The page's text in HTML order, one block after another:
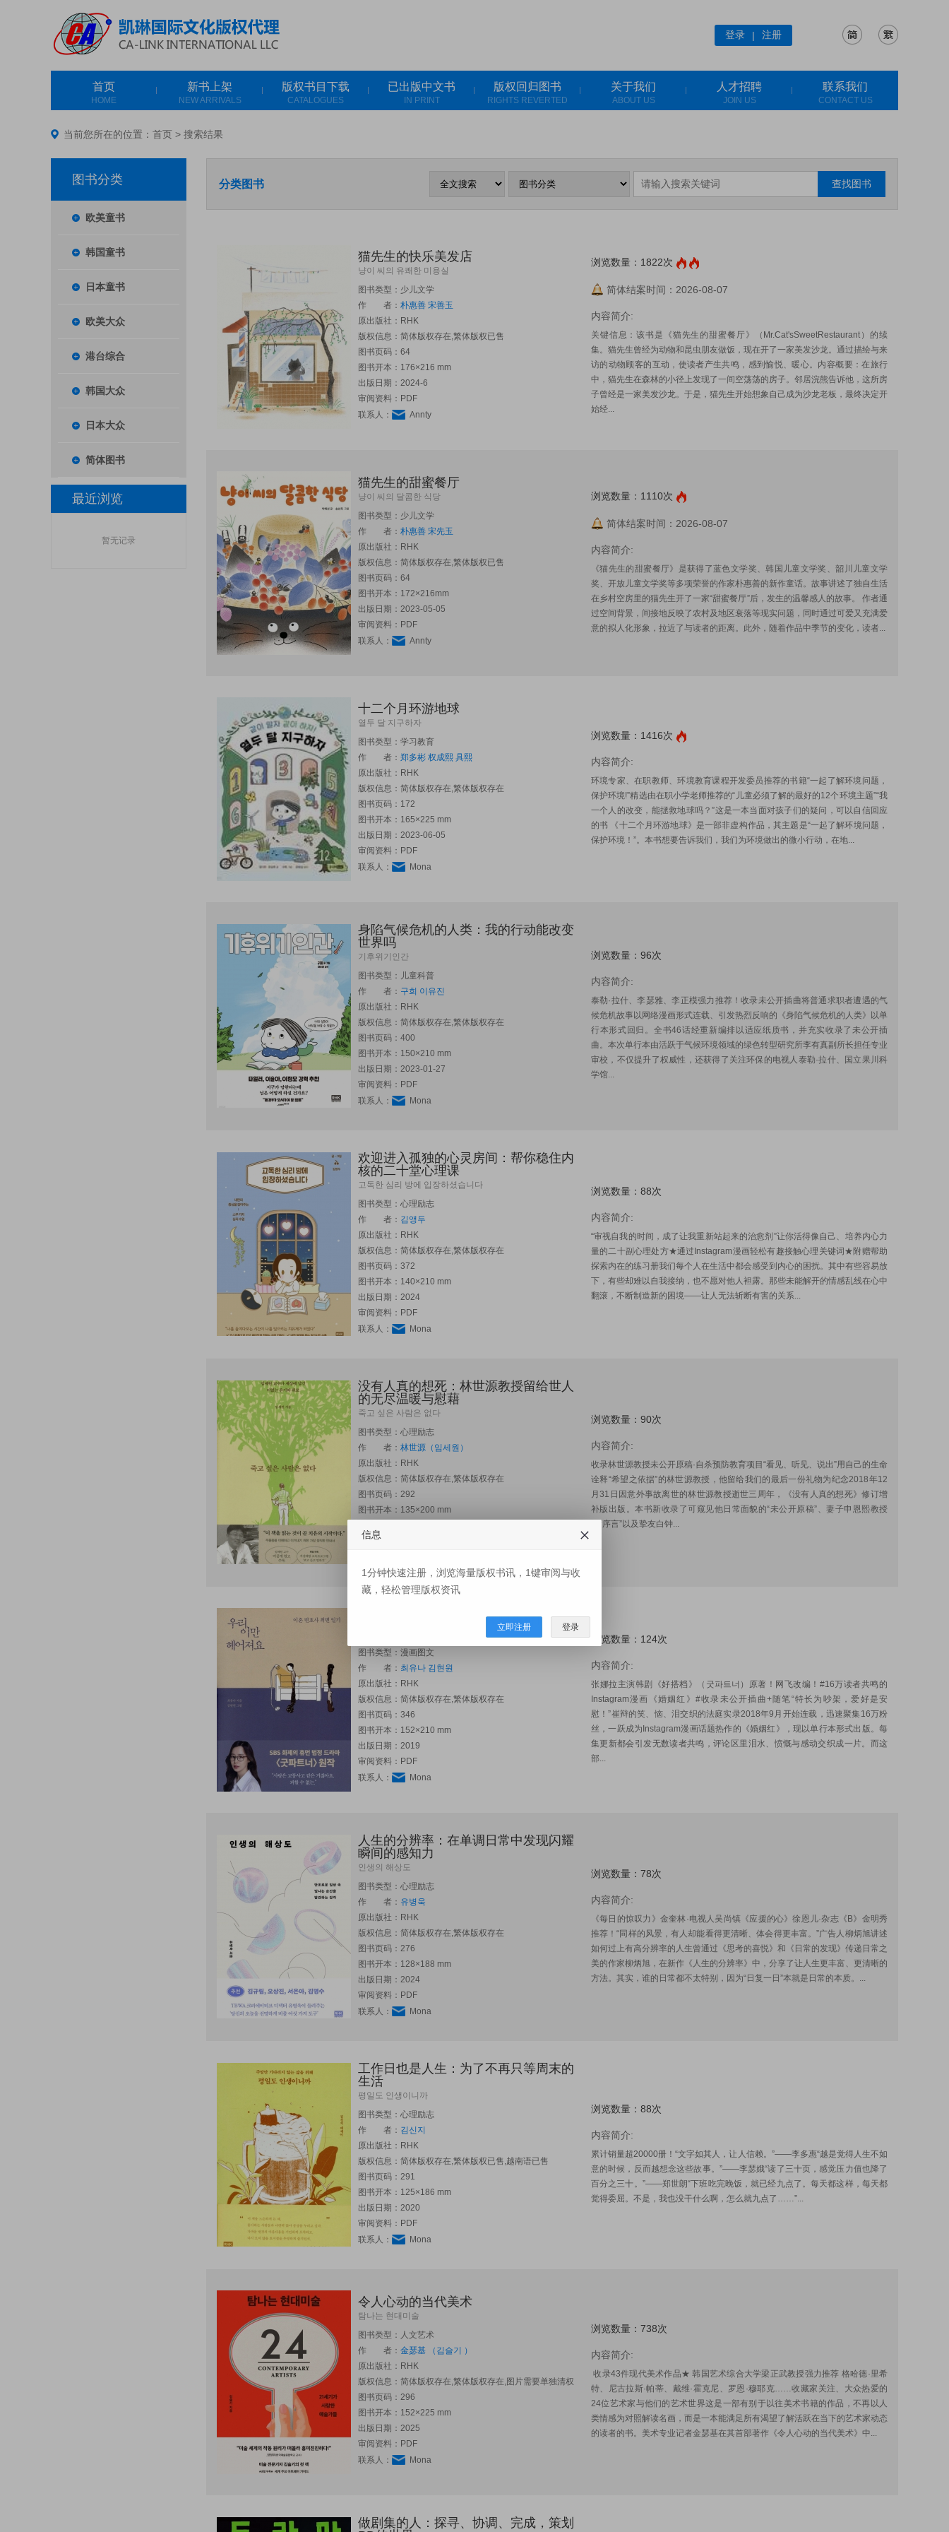
登录 | 注册
首页
HOME
新书上架
NEW ARRIVALS
版权书目下载
CATALOGUES
已出版中文书
IN PRINT
版权回归图书
RIGHTS REVERTED
关于我们
ABOUT US
人才招聘
JOIN US
联系我们
CONTACT US
当前您所在的位置： 首页 > 搜索结果
图书分类
欧美童书
韩国童书
日本童书
欧美大众
港台综合
韩国大众
日本大众
简体图书
最近浏览
暂无记录
分类图书 查找图书
猫先生的快乐美发店
냥이 씨의 유쾌한 미용실
图书类型：少儿文学
作 者： 朴惠善 宋善玉
原出版社： RHK
版权信息：简体版权存在,繁体版权已售
图书页码：64
图书开本：176×216 mm
出版日期：2024-6
审阅资料：PDF
联系人：
Annty
浏览数量：1822次
简体结案时间：2026-08-07
内容简介:
关键信息：该书是《猫先生的甜蜜餐厅》（Mr.Cat'sSweetRestaurant）的续
集。猫先生曾经为动物和昆虫朋友做饭，现在开了一家美发沙龙。通过描绘与来
访的动物顾客的互动，使读者产生共鸣，感到愉悦、暖心。内容概要：在旅行
中，猫先生在森林的小径上发现了一间空荡荡的房子。邻居浣熊告诉他，这所房
子曾经是一家美发沙龙。于是，猫先生开始想象自己成为沙龙老板，最终决定开
始经...
猫先生的甜蜜餐厅
냥이 씨의 달콤한 식당
图书类型：少儿文学
作 者： 朴惠善 宋先玉
原出版社： RHK
版权信息：简体版权存在,繁体版权已售
图书页码：64
图书开本：172×216mm
出版日期：2023-05-05
审阅资料：PDF
联系人：
Annty
浏览数量：1110次
简体结案时间：2026-08-07
内容简介:
《猫先生的甜蜜餐厅》是获得了蓝色文学奖、韩国儿童文学奖、韶川儿童文学
奖、开放儿童文学奖等多项荣誉的作家朴惠善的新作童话。故事讲述了独自生活
在乡村空房里的猫先生开了一家“甜蜜餐厅”后，发生的温馨感人的故事。 作者通
过空间背景，间接地反映了农村及地区衰落等现实问题，同时通过可爱又充满爱
意的拟人化形象，拉近了与读者的距离。此外，随着作品中季节的变化，读者...
十二个月环游地球
열두 달 지구하자
图书类型：学习教育
作 者： 郑多彬 权成熙 具熙
原出版社： RHK
版权信息：简体版权存在,繁体版权存在
图书页码：172
图书开本：165×225 mm
出版日期：2023-06-05
审阅资料：PDF
联系人：
Mona
浏览数量：1416次
内容简介:
环境专家、在职教师、环境教育课程开发委员推荐的书籍“一起了解环境问题，
保护环境!”精选由在职小学老师推荐的“儿童必须了解的最好的12个环境主题”“我
一个人的改变，能拯救地球吗？”这是一本当面对孩子们的疑问，可以自信回应
的书 《十二个月环游地球》是一部非虚构作品，其主题是“一起了解环境问题，
保护环境！”。本书想要告诉我们，我们为环境做出的微小行动，在地...
身陷气候危机的人类：我的行动能改变
世界吗
기후위기인간
图书类型：儿童科普
作 者： 구희 이유진
原出版社： RHK
版权信息：简体版权存在,繁体版权存在
图书页码：400
图书开本：150×210 mm
出版日期：2023-01-27
审阅资料：PDF
联系人：
Mona
浏览数量：96次
内容简介:
泰勒·拉什、李瑟雅、李正模强力推荐！收录未公开插曲将普通求职者遭遇的气
候危机故事以网络漫画形式连载、引发热烈反响的《身陷气候危机的人类》以单
行本形式回归。全书46话经重新编排以适应纸质书，并充实收录了未公开插
曲。本次单行本由活跃于气候环境领域的绿色转型研究所李有真副所长担任专业
审校，不仅提升了权威性，还获得了关注环保的电视人泰勒·拉什、国立果川科
学馆...
欢迎进入孤独的心灵房间：帮你稳住内
核的二十堂心理课
고독한 심리 방에 입장하셨습니다
图书类型：心理励志
作 者： 김앵두
原出版社： RHK
版权信息：简体版权存在,繁体版权存在
图书页码：372
图书开本：140×210 mm
出版日期：2024
审阅资料：PDF
联系人：
Mona
浏览数量：88次
内容简介:
“审视自我的时间，成了让我重新站起来的治愈剂”让你活得像自己、培养内心力
量的二十副心理处方★通过Instagram漫画轻松有趣接触心理关键词★附赠帮助
探索内在的练习册我们每个人在生活中都会感受到内心的困扰。其中有些容易放
下，有些却难以自我接纳，也不愿对他人袒露。那些未能解开的情感乱线在心中
翻滚，不断制造新的困境——让人无法斩断有害的关系...
没有人真的想死：林世源教授留给世人
的无尽温暖与慰藉
죽고 싶은 사람은 없다
图书类型：心理励志
作 者： 林世源（임세원）
原出版社： RHK
版权信息：简体版权存在,繁体版权存在
图书页码：292
图书开本：135×200 mm
审阅资料：PDF
浏览数量：90次
内容简介:
收录林世源教授未公开原稿·自杀预防教育项目“看见、听见、说出”用自己的生命
诠释“希望之依据”的林世源教授，他留给我们的最后一份礼物为纪念2018年12
月31日因意外事故离世的林世源教授逝世三周年，《没有人真的想死》修订增
补版出版。本书新收录了可窥见他日常面貌的“未公开原稿”、妻子申恩熙教授
的“序言”以及挚友白钟...
我们到此为止吧：离婚律师崔辩日记
图书类型：漫画图文
作 者： 최유나 김현원
原出版社： RHK
版权信息：简体版权存在,繁体版权存在
图书页码：346
图书开本：152×210 mm
出版日期：2019
审阅资料：PDF
联系人：
Mona
浏览数量：124次
内容简介:
张娜拉主演韩剧《好搭档》（굿파트너）原著！网飞改编！#16万读者共鸣的
Instagram漫画《婚姻红》#收录未公开插曲+随笔“特长为吵架，爱好是安
慰！”崔辩的笑、恼、泪交织的法庭实录2018年9月开始连载，迅速聚集16万粉
丝，一跃成为Instagram漫画话题热作的《婚姻红》，现以单行本形式出版。每
集更新都会引发无数读者共鸣，评论区里泪水、愤慨与感动交织成一片。而这
部...
人生的分辨率：在单调日常中发现闪耀
瞬间的感知力
인생의 해상도
图书类型：心理励志
作 者： 유병욱
原出版社： RHK
版权信息：简体版权存在,繁体版权存在
图书页码：276
图书开本：128×188 mm
出版日期：2024
审阅资料：PDF
联系人：
Mona
浏览数量：78次
内容简介:
《每日的惊叹力》金奎林·电视人吴尚镇《应援的心》徐恩儿·杂志《B》金明秀
推荐！“同样的风景，有人却能看得更清晰、体会得更丰富。”广告人柳炳旭讲述
如何过上有高分辨率的人生曾通过《思考的喜悦》和《日常的发现》传递日常之
美的作家柳炳旭，在新作《人生的分辨率》中，分享了让人生更丰富、更清晰的
方法。其实，谁的日常都不太特别，因为“日复一日”本就是日常的本质。...
工作日也是人生：为了不再只等周末的
生活
평일도 인생이니까
图书类型：心理励志
作 者： 김신지
原出版社： RHK
版权信息：简体版权存在,繁体版权已售,越南语已售
图书页码：291
图书开本：125×186 mm
出版日期：2020
审阅资料：PDF
联系人：
Mona
浏览数量：88次
内容简介:
累计销量超20000册！“文字如其人，让人信赖。”——李多惠“越是觉得人生不如
意的时候，反而越想念这些故事。”——李瑟娥“读了三十页，感觉压力值也降了
百分之三十。”——郑世朗“下班吃完晚饭，就已经九点了。每天都这样，每天都
觉得委屈。不是，我也没干什么啊，怎么就九点了……”...
令人心动的当代美术
탐나는 현대미술
图书类型：人文艺术
作 者： 金瑟基 （김슬기 ）
原出版社： RHK
版权信息：简体版权存在,繁体版权存在,图片需要单独清权
图书页码：296
图书开本：152×225 mm
出版日期：2025
审阅资料：PDF
联系人：
Mona
浏览数量：738次
内容简介:
收录43件现代美术作品★ 韩国艺术综合大学梁正武教授强力推荐 格哈德·里希
特、尼古拉斯·帕蒂、戴维·霍克尼、罗恩·穆耶克……收藏家关注、大众热爱的
24位艺术家与他们的艺术世界这是一部有别于以往美术书籍的作品，不再以人
类情感为对照解读名画，而是一本能满足所有渴望了解活跃在当下的艺术家动态
的读者的书。美术专业记者金瑟基在其首部著作《令人心动的当代美术》中...
做剧集的人：探寻、协调、完成，策划
信息
1分钟快速注册，浏览海量版权书讯，1键审阅与收
藏，轻松管理版权资讯
立即注册 登录